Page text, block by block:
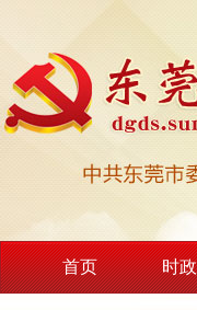
首页 时